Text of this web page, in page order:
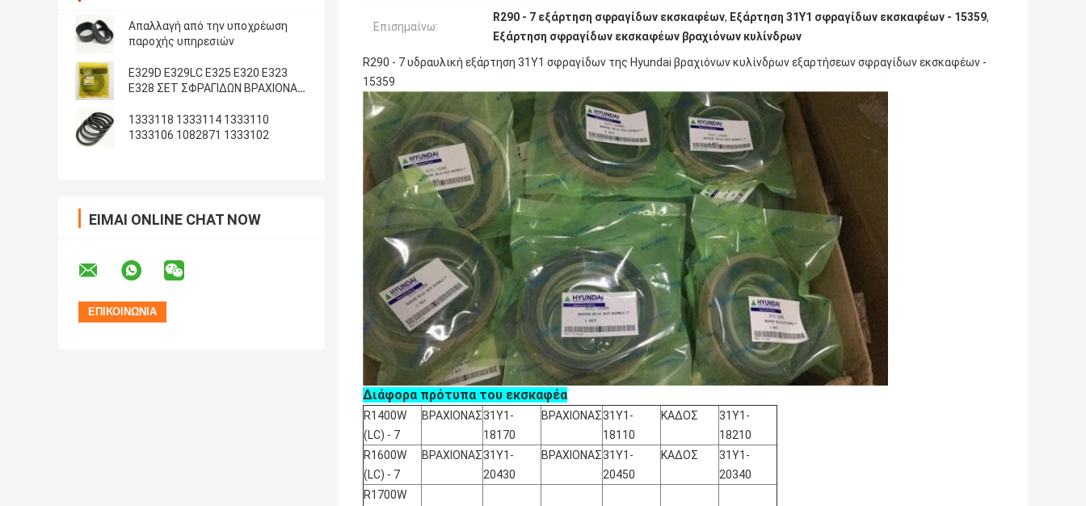
Απαλλαγή από την υποχρέωση
παροχής υπηρεσιών
E329D E329LC E325 E320 E323
E328 ΣΕΤ ΣΦΡΑΓΙΔΩΝ ΒΡΑΧΙΟΝΑ
1333118 1333114 1333110
1333106 1082871 1333102
ΕΊΜΑΙ ONLINE CHAT NOW
Επισημαίνω:
R290 - 7 εξάρτηση σφραγίδων εκσκαφέων, Εξάρτηση 31Y1 σφραγίδων εκσκαφέων - 15359,
Εξάρτηση σφραγίδων εκσκαφέων βραχιόνων κυλίνδρων
R290 - 7 υδραυλική εξάρτηση 31Y1 σφραγίδων της Hyundai βραχιόνων κυλίνδρων εξαρτήσεων σφραγίδων εκσκαφέων -
15359
Διάφορα πρότυπα του εκσκαφέα
R1400W
(LC) - 7
ΒΡΑΧΙΟΝΑΣ31Y1-
18170
ΒΡΑΧΙΟΝΑΣ31Y1-
18110
ΚΑΔΟΣ
31Y1-
18210
R1600W
(LC) - 7
ΒΡΑΧΙΟΝΑΣ31Y1-
20430
ΒΡΑΧΙΟΝΑΣ31Y1-
20450
ΚΑΔΟΣ
31Y1-
20340
R1700W